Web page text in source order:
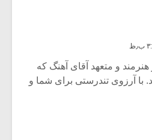
و متعهد آقای آهنگ که
آرزوی تندرستی برای شما و